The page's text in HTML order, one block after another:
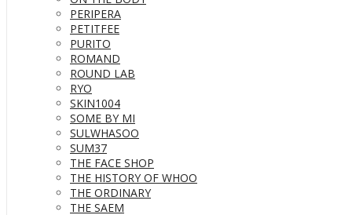
PERIPERA
PETITFEE
PURITO
ROMAND
ROUND LAB
RYO
SKIN1004
SOME BY MI
SULWHASOO
SUM37
THE FACE SHOP
THE HISTORY OF WHOO
THE ORDINARY
THE SAEM